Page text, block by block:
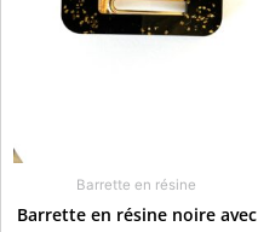
Barrette en résine
Barrette en résine noire avec